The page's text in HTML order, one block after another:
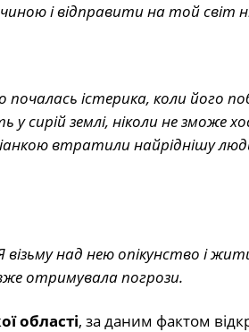
і відправити на той світ
істерика, коли його
сирій землі, ніколи не зможе
втратили найріднішу
візьму над нею опікунство і
отримувала погрози.
області, за даним фактом